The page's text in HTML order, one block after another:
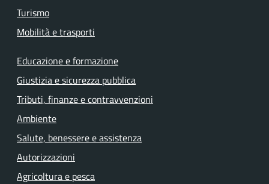
Turismo
Mobilità e trasporti
Educazione e formazione
Giustizia e sicurezza pubblica
Tributi, finanze e contravvenzioni
Ambiente
Salute, benessere e assistenza
Autorizzazioni
Agricoltura e pesca